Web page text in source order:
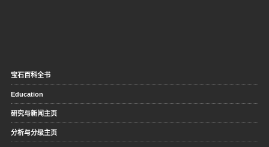
宝石百科全书
Education
研究与新闻主页
分析与分级主页